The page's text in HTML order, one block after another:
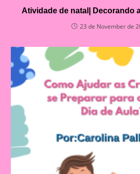
Atividade de natal| Decorando
23 de November de